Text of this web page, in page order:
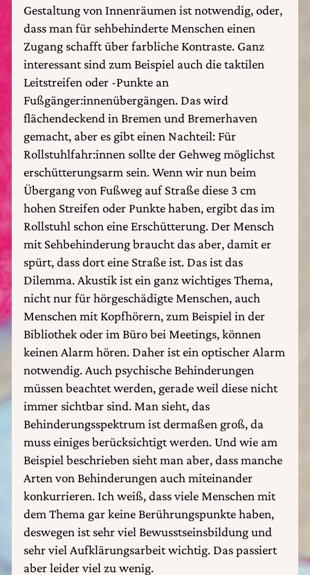
Gestaltung von Innenräumen ist notwendig, oder,
dass man für sehbehinderte Menschen einen
Zugang schafft über farbliche Kontraste. Ganz
interessant sind zum Beispiel auch die taktilen
Leitstreifen oder -Punkte an
Fußgänger:innenübergängen. Das wird
flächendeckend in Bremen und Bremerhaven
gemacht, aber es gibt einen Nachteil: Für
Rollstuhlfahr:innen sollte der Gehweg möglichst
erschütterungsarm sein. Wenn wir nun beim
Übergang von Fußweg auf Straße diese 3 cm
hohen Streifen oder Punkte haben, ergibt das im
Rollstuhl schon eine Erschütterung. Der Mensch
mit Sehbehinderung braucht das aber, damit er
spürt, dass dort eine Straße ist. Das ist das
Dilemma. Akustik ist ein ganz wichtiges Thema,
nicht nur für hörgeschädigte Menschen, auch
Menschen mit Kopfhörern, zum Beispiel in der
Bibliothek oder im Büro bei Meetings, können
keinen Alarm hören. Daher ist ein optischer Alarm
notwendig. Auch psychische Behinderungen
müssen beachtet werden, gerade weil diese nicht
immer sichtbar sind. Man sieht, das
Behinderungsspektrum ist dermaßen groß, da
muss einiges berücksichtigt werden. Und wie am
Beispiel beschrieben sieht man aber, dass manche
Arten von Behinderungen auch miteinander
konkurrieren. Ich weiß, dass viele Menschen mit
dem Thema gar keine Berührungspunkte haben,
deswegen ist sehr viel Bewusstseinsbildung und
sehr viel Aufklärungsarbeit wichtig. Das passiert
aber leider viel zu wenig.